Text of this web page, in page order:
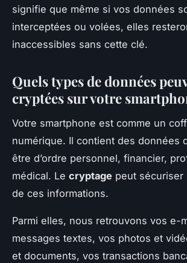
signifie que même si vos données
interceptées ou volées, elles
inaccessibles sans cette clé.
Quels types de données
cryptées sur votre
Votre smartphone est comme un
numérique. Il contient des données
être d’ordre personnel, financier,
médical. Le cryptage peut sécuriser
de ces informations.
Parmi elles, nous retrouvons vos e-
messages textes, vos photos et
et documents, vos transactions